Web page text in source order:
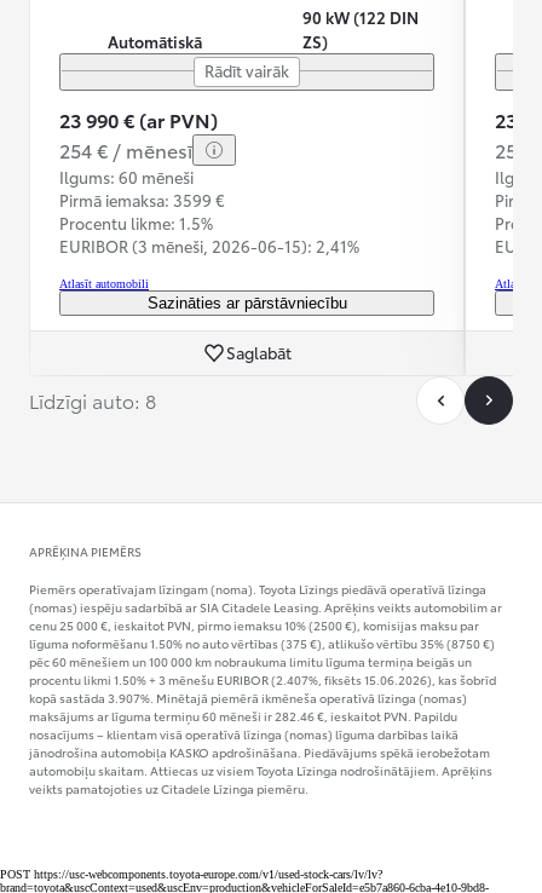
Automātiskā
90 kW (122 DIN
ZS)
Rādīt vairāk
23 990 € (ar PVN)
254 € / mēnesī
Ilgums: 60 mēneši
Pirmā iemaksa: 3599 €
Procentu likme: 1.5%
EURIBOR (3 mēneši, 2026-06-15): 2,41%
Atlasīt automobili
Sazināties ar pārstāvniecību
Saglabāt
23
254
Atlasīt
Līdzīgi auto: 8
APRĒĶINA PIEMĒRS
Piemērs operatīvajam līzingam (noma). Toyota Līzings piedāvā operatīvā līzinga
(nomas) iespēju sadarbībā ar SIA Citadele Leasing. Aprēķins veikts automobilim ar
cenu 25 000 €, ieskaitot PVN, pirmo iemaksu 10% (2500 €), komisijas maksu par
līguma noformēšanu 1.50% no auto vērtības (375 €), atlikušo vērtību 35% (8750 €)
pēc 60 mēnešiem un 100 000 km nobraukuma limitu līguma termiņa beigās un
procentu likmi 1.50% + 3 mēnešu EURIBOR (2.407%, fiksēts 15.06.2026), kas šobrīd
kopā sastāda 3.907%. Minētajā piemērā ikmēneša operatīvā līzinga (nomas)
maksājums ar līguma termiņu 60 mēneši ir 282.46 €, ieskaitot PVN. Papildu
nosacījums – klientam visā operatīvā līzinga (nomas) līguma darbības laikā
jānodrošina automobiļa KASKO apdrošināšana. Piedāvājums spēkā ierobežotam
automobiļu skaitam. Attiecas uz visiem Toyota Līzinga nodrošinātājiem. Aprēķins
veikts pamatojoties uz Citadele Līzinga piemēru.
POST https://usc-webcomponents.toyota-europe.com/v1/used-stock-cars/lv/lv?
brand=toyota&uscContext=used&uscEnv=production&vehicleForSaleId=e5b7a860-6cba-4e10-9bd8-